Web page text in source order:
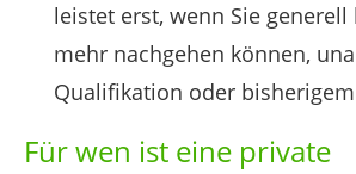
leistet erst, wenn Sie
mehr nachgehen können,
Qualifikation oder
Für wen ist eine private